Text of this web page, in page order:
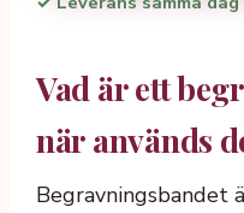
Vad är ett
när används
Begravningsbandet